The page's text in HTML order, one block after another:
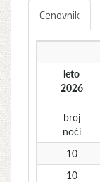
Cenovnik
leto
2026
broj
noći
10
10